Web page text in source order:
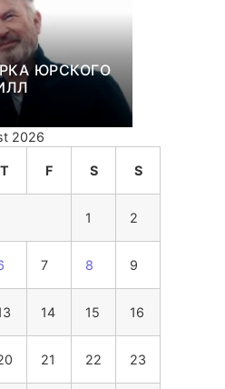
ЮРСКОГО
2026
T F S S
1 2
7 8 9
14 15 16
21 22 23